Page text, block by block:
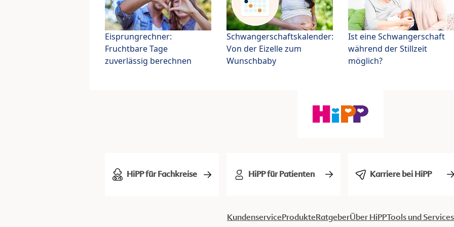
Eisprungrechner:
Fruchtbare Tage
zuverlässig berechnen
Schwangerschaftskalender:
Von der Eizelle zum
Wunschbaby
Ist eine Schwangerschaft
während der Stillzeit
möglich?
HiPP für Fachkreise HiPP für Patienten Karriere bei HiPP
KundenserviceProdukteRatgeberÜber HiPPTools und Services